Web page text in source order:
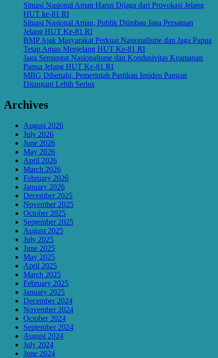
Situasi Nasional Aman Harus Dijaga dari Provokasi Jelang
HUT ke-81 RI
Situasi Nasional Aman, Publik Diimbau Jaga Persatuan
Jelang HUT Ke-81 RI
BMP Ajak Masyarakat Perkuat Nasionalisme dan Jaga Papua
Tetap Aman Menjelang HUT Ke-81 RI
Jaga Semangat Nasionalisme dan Kondusivitas Keamanan
Papua Jelang HUT Ke-81 RI
MBG Dibenahi, Pemerintah Pastikan Insiden Pangan
Ditangani Lebih Serius
Archives
August 2026
July 2026
June 2026
May 2026
April 2026
March 2026
February 2026
January 2026
December 2025
November 2025
October 2025
September 2025
August 2025
July 2025
June 2025
May 2025
April 2025
March 2025
February 2025
January 2025
December 2024
November 2024
October 2024
September 2024
August 2024
July 2024
June 2024